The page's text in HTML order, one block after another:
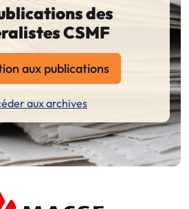
des
CSMF
aux publications
aux archives